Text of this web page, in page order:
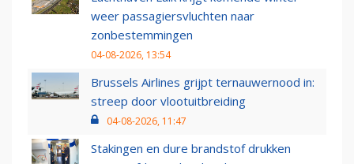
weer passagiersvluchten naar
zonbestemmingen
04-08-2026, 13:54
Brussels Airlines grijpt ternauwernood in:
streep door vlootuitbreiding
04-08-2026, 11:47
Stakingen en dure brandstof drukken